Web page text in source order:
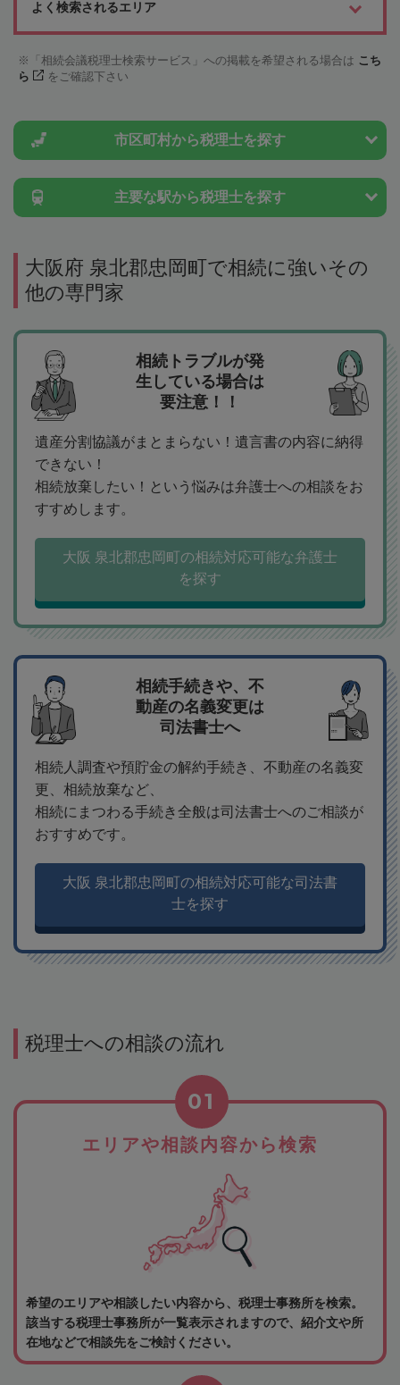
よく検索されるエリア
「相続会議税理士検索サービス」への掲載を希望される場合は こち
ら
をご確認下さい
市区町村から税理士を探す
主要な駅から税理士を探す
大阪府 泉北郡忠岡町で相続に強いその
他の専門家
相続トラブルが発
生している場合は
要注意！！
遺産分割協議がまとまらない！遺言書の内容に納得
できない！
相続放棄したい！という悩みは弁護士への相談をお
すすめします。
大阪 泉北郡忠岡町の相続対応可能な弁護士
を探す
相続手続きや、不
動産の名義変更は
司法書士へ
相続人調査や預貯金の解約手続き、不動産の名義変
更、相続放棄など、
相続にまつわる手続き全般は司法書士へのご相談が
おすすめです。
大阪 泉北郡忠岡町の相続対応可能な司法書
士を探す
税理士への相談の流れ
エリアや相談内容から検索
01
希望のエリアや相談したい内容から、税理士事務所を検索。
該当する税理士事務所が一覧表示されますので、紹介文や所
在地などで相談先をご検討ください。